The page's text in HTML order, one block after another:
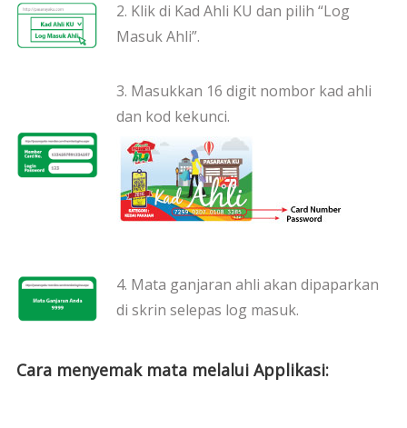
2. Klik di Kad Ahli KU dan pilih “Log
Masuk Ahli”.
3. Masukkan 16 digit nombor kad ahli
dan kod kekunci.
4. Mata ganjaran ahli akan dipaparkan
di skrin selepas log masuk.
Cara menyemak mata melalui Applikasi: